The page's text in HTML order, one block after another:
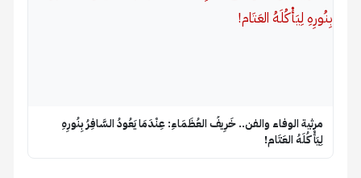
​مرثية الوفاء والفن.. خَرِيفُ العُظَمَاءِ: عِنْدَمَا يَعُودُ السَّافِرُ بِنُورِهِ
لِيَأْكُلَهُ العَتَام!